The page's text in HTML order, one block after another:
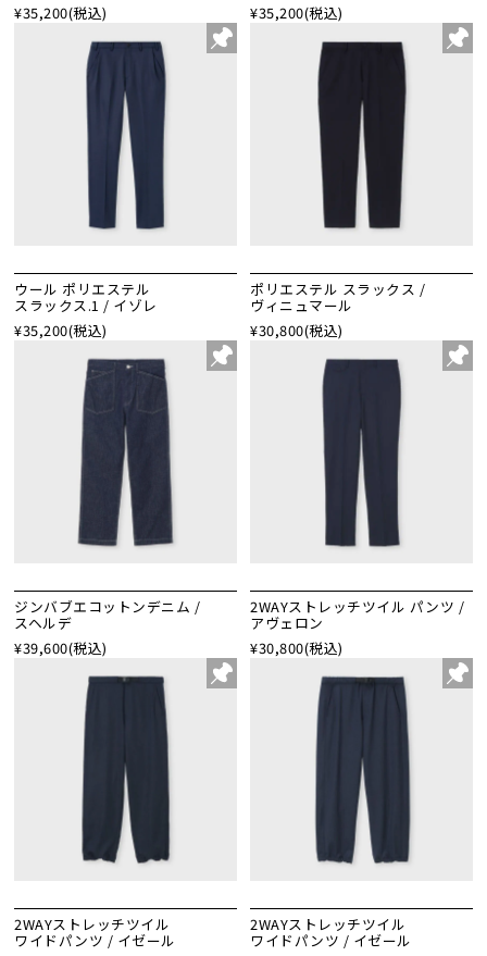
¥35,200(税込)
¥35,200(税込)
ウール ポリエステル
スラックス.1 / イゾレ
¥35,200(税込)
ポリエステル スラックス /
ヴィニュマール
¥30,800(税込)
ジンバブエコットンデニム /
スヘルデ
¥39,600(税込)
2WAYストレッチツイル パンツ /
アヴェロン
¥30,800(税込)
2WAYストレッチツイル
ワイドパンツ / イゼール
2WAYストレッチツイル
ワイドパンツ / イゼール